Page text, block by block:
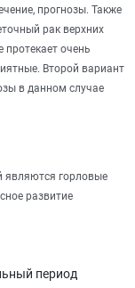
прогнозы. Также
рак верхних
протекает очень
Второй вариант
в данном случае
являются горловые
развитие
период